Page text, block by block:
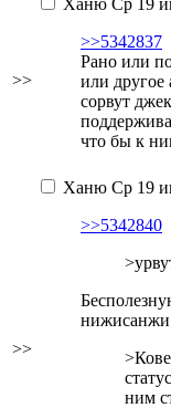
>>
Ханю Ср 19
>>5342837
Рано или
или другое
сорвут
что бы к
>>
Ханю Ср 19
>>5342840
нижисанжи
ним